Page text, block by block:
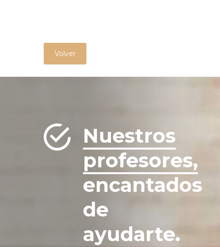
Volver
Nuestros
profesores,
encantados
de
ayudarte.